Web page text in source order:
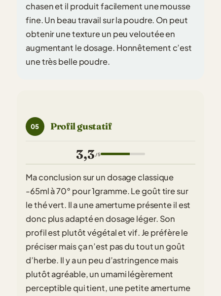
chasen et il produit facilement une mousse
fine. Un beau travail sur la poudre. On peut
obtenir une texture un peu veloutée en
augmentant le dosage. Honnêtement c’est
une très belle poudre.
05 Profil gustatif
3,3 /5
Ma conclusion sur un dosage classique
-65ml à 70° pour 1gramme. Le goût tire sur
le thé vert. Il a une amertume présente il est
donc plus adapté en dosage léger. Son
profil est plutôt végétal et vif. Je préfère le
préciser mais ça n’est pas du tout un goût
d’herbe. Il y a un peu d’astringence mais
plutôt agréable, un umami légèrement
perceptible qui tient, une petite amertume